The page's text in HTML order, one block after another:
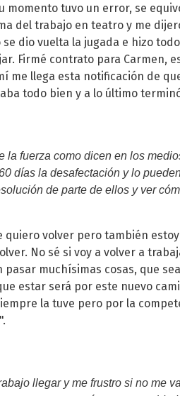
momento tuvo un error, se
del trabajo en teatro y me
se dio vuelta la jugada e hizo
Firmé contrato para Carmen,
me llega esta notificación de
todo bien y a lo último
la fuerza como dicen en los
días la desafectación y lo
de parte de ellos y ver
quiero volver pero también
No sé si voy a volver a
pasar muchísimas cosas, que
estar será por este nuevo
la tuve pero por la
llegar y me frustro si no me